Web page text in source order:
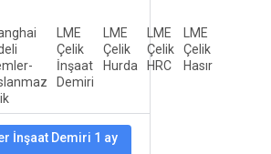
LME
Çelik
İnşaat
Demiri
LME
Çelik
Hurda
LME
Çelik
HRC
LME
Çelik
Hasır
İnşaat Demiri 1 ay